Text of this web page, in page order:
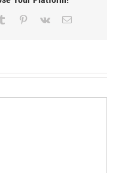
Tumblr Pinterest
Vk
Correo